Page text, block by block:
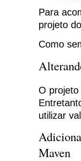
Para
projeto do
Como
O
utilizar
Maven